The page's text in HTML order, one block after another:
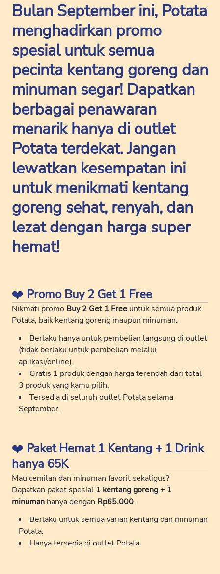
Bulan September ini, Potata
menghadirkan promo
spesial untuk semua
pecinta kentang goreng dan
minuman segar! Dapatkan
berbagai penawaran
menarik hanya di outlet
Potata terdekat. Jangan
lewatkan kesempatan ini
untuk menikmati kentang
goreng sehat, renyah, dan
lezat dengan harga super
hemat!
❤️ Promo Buy 2 Get 1 Free
Nikmati promo Buy 2 Get 1 Free untuk semua produk
Potata, baik kentang goreng maupun minuman.
Berlaku hanya untuk pembelian langsung di outlet
(tidak berlaku untuk pembelian melalui
aplikasi/online).
Gratis 1 produk dengan harga terendah dari total
3 produk yang kamu pilih.
Tersedia di seluruh outlet Potata selama
September.
❤️ Paket Hemat 1 Kentang + 1 Drink
hanya 65K
Mau cemilan dan minuman favorit sekaligus?
Dapatkan paket spesial 1 kentang goreng + 1
minuman hanya dengan Rp65.000.
Berlaku untuk semua varian kentang dan minuman
Potata.
Hanya tersedia di outlet Potata.